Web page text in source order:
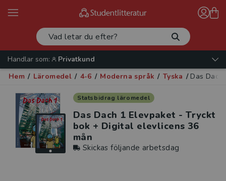
Handlar som:
Privatkund
Hem / Läromedel / 4-6 / Moderna språk / Tyska / Das
Statsbidrag läromedel
Das Dach 1 Elevpaket - Tryckt
bok + Digital elevlicens 36
mån
Skickas följande arbetsdag